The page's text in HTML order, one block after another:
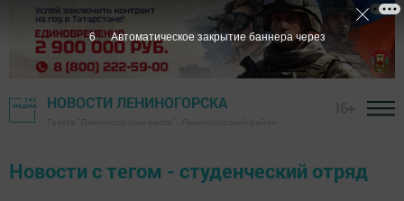
НОВОСТИ ЛЕНИНОГОРСКА
Новости с тегом - студенческий отряд
6 Автоматическое закрытие баннера через